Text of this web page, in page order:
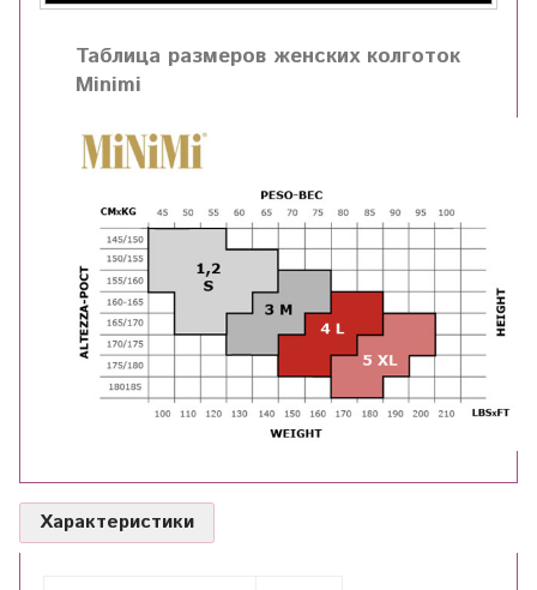
Таблица размеров женских колготок
Minimi
Характеристики